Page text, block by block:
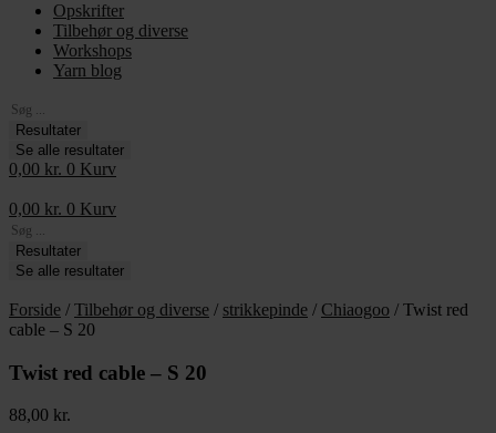
Opskrifter
Tilbehør og diverse
Workshops
Yarn blog
Search
...Resultater
Se alle resultater
0,00 kr. 0 Kurv
0,00 kr. 0 Kurv
Search
...Resultater
Se alle resultater
Forside / Tilbehør og diverse / strikkepinde / Chiaogoo / Twist red
cable – S 20
Twist red cable – S 20
88,00 kr.